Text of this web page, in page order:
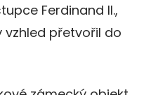
Ferdinand II.,
vzhled přetvořil do